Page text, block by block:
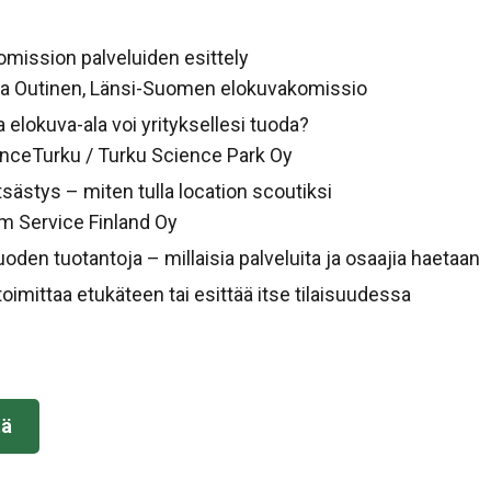
palveluiden esittely
Outinen, Länsi-Suomen elokuvakomissio
ala voi yrityksellesi tuoda?
/ Turku Science Park Oy
– miten tulla location scoutiksi
Service Finland Oy
tuotantoja – millaisia palveluita ja osaajia haetaan
etukäteen tai esittää itse tilaisuudessa